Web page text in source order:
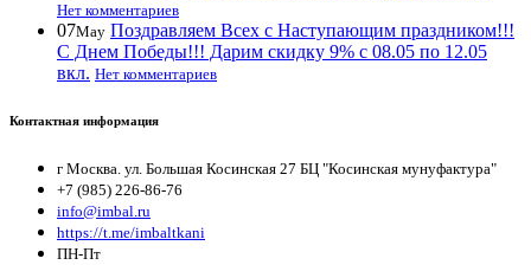
Нет комментариев
07May Поздравляем Всех с Наступающим праздником!!!
С Днем Победы!!! Дарим скидку 9% с 08.05 по 12.05
вкл. Нет комментариев
Контактная информация
г Москва. ул. Большая Косинская 27 БЦ "Косинская мунуфактура"
+7 (985) 226-86-76
info@imbal.ru
https://t.me/imbaltkani
ПН-Пт